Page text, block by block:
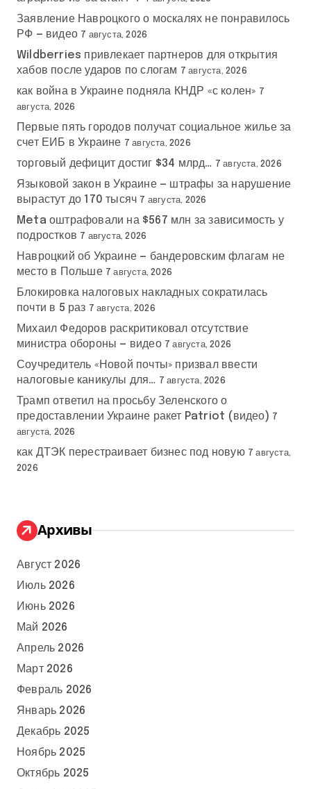
Заявление Навроцкого о москалях не понравилось
РФ — видео 7 августа, 2026
Wildberries привлекает партнеров для открытия
хабов после ударов по слогам 7 августа, 2026
как война в Украине подняла КНДР «с колен» 7
августа, 2026
Первые пять городов получат социальное жилье за
счет ЕИБ в Украине 7 августа, 2026
торговый дефицит достиг $34 млрд… 7 августа, 2026
Языковой закон в Украине — штрафы за нарушение
вырастут до 170 тысяч 7 августа, 2026
Meta оштрафовали на $567 млн за зависимость у
подростков 7 августа, 2026
Навроцкий об Украине — бандеровским флагам не
место в Польше 7 августа, 2026
Блокировка налоговых накладных сократилась
почти в 5 раз 7 августа, 2026
Михаил Федоров раскритиковал отсутствие
министра обороны — видео 7 августа, 2026
Соучредитель «Новой почты» призвал ввести
налоговые каникулы для… 7 августа, 2026
Трамп ответил на просьбу Зеленского о
предоставлении Украине ракет Patriot (видео) 7
августа, 2026
как ДТЭК перестраивает бизнес под новую 7 августа,
2026
Архивы
Август 2026
Июль 2026
Июнь 2026
Май 2026
Апрель 2026
Март 2026
Февраль 2026
Январь 2026
Декабрь 2025
Ноябрь 2025
Октябрь 2025